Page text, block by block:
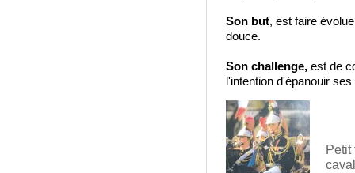
Son but, est faire
douce.
Son challenge, est de
l'intention d'épanouir
Petit